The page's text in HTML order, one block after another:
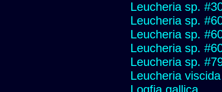
Leucheria sp.
Leucheria sp.
Leucheria sp.
Leucheria sp.
Leucheria sp.
Leucheria viscida
Logfia gallica